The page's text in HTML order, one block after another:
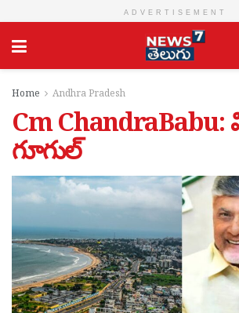
ADVERTISEMENT
Home Andhra Pradesh
Cm ChandraBabu:
గూగుల్